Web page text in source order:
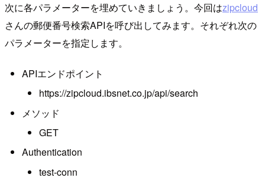
次に各パラメーターを埋めていきましょう。今回はzipcloud
さんの郵便番号検索APIを呼び出してみます。それぞれ次の
パラメーターを指定します。
APIエンドポイント
https://zipcloud.ibsnet.co.jp/api/search
メソッド
GET
Authentication
test-conn